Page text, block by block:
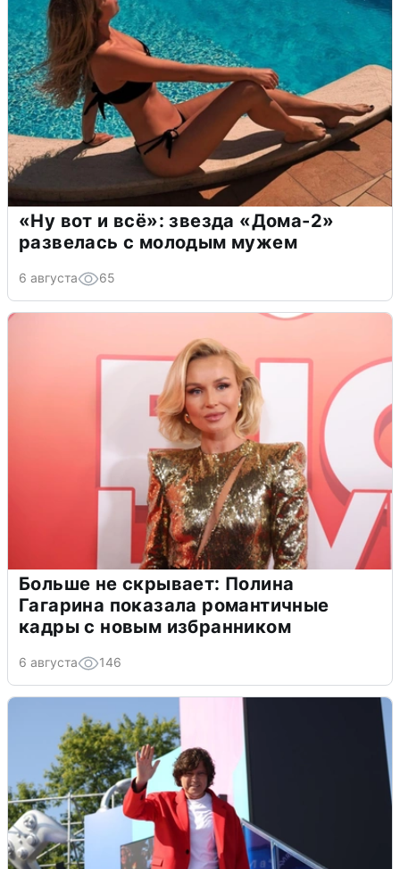
«Ну вот и всё»: звезда «Дома-2»
развелась с молодым мужем
6 августа 65
Больше не скрывает: Полина
Гагарина показала романтичные
кадры с новым избранником
6 августа 146